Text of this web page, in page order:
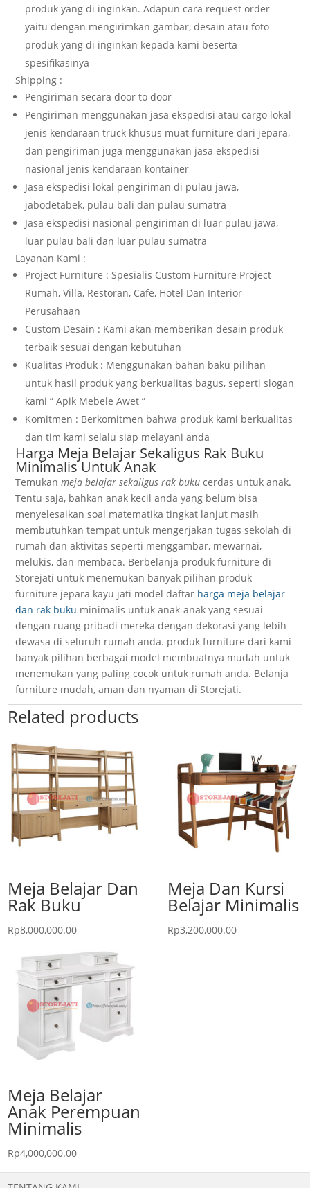
produk yang di inginkan. Adapun cara request order
yaitu dengan mengirimkan gambar, desain atau foto
produk yang di inginkan kepada kami beserta
spesifikasinya
Shipping :
Pengiriman secara door to door
Pengiriman menggunakan jasa ekspedisi atau cargo lokal
jenis kendaraan truck khusus muat furniture dari jepara,
dan pengiriman juga menggunakan jasa ekspedisi
nasional jenis kendaraan kontainer
Jasa ekspedisi lokal pengiriman di pulau jawa,
jabodetabek, pulau bali dan pulau sumatra
Jasa ekspedisi nasional pengiriman di luar pulau jawa,
luar pulau bali dan luar pulau sumatra
Layanan Kami :
Project Furniture : Spesialis Custom Furniture Project
Rumah, Villa, Restoran, Cafe, Hotel Dan Interior
Perusahaan
Custom Desain : Kami akan memberikan desain produk
terbaik sesuai dengan kebutuhan
Kualitas Produk : Menggunakan bahan baku pilihan
untuk hasil produk yang berkualitas bagus, seperti slogan
kami ” Apik Mebele Awet ”
Komitmen : Berkomitmen bahwa produk kami berkualitas
dan tim kami selalu siap melayani anda
Harga Meja Belajar Sekaligus Rak Buku
Minimalis Untuk Anak
Temukanmeja belajar sekaligus rak buku cerdas untuk anak.
Tentu saja, bahkan anak kecil anda yang belum bisa
menyelesaikan soal matematika tingkat lanjut masih
membutuhkan tempat untuk mengerjakan tugas sekolah di
rumah dan aktivitas seperti menggambar, mewarnai,
melukis, dan membaca. Berbelanja produk furniture di
Storejati untuk menemukan banyak pilihan produk
furniture jepara kayu jati model daftar harga meja belajar
dan rak buku minimalis untuk anak-anak yang sesuai
dengan ruang pribadi mereka dengan dekorasi yang lebih
dewasa di seluruh rumah anda. produk furniture dari kami
banyak pilihan berbagai model membuatnya mudah untuk
menemukan yang paling cocok untuk rumah anda. Belanja
furniture mudah, aman dan nyaman di Storejati.
Related products
Meja Belajar Dan
Rak Buku
Rp8,000,000.00
Meja Dan Kursi
Belajar Minimalis
Rp3,200,000.00
Meja Belajar
Anak Perempuan
Minimalis
Rp4,000,000.00